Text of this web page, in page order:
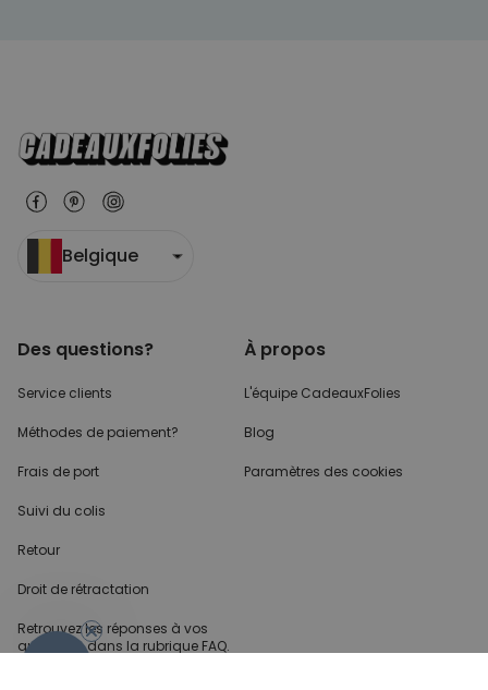
Belgique
Des questions?
Service clients
Méthodes de paiement?
Frais de port
Suivi du colis
Retour
Droit de rétractation
Retrouvez les réponses à vos
questions dans la rubrique FAQ.
À propos
L'équipe CadeauxFolies
Blog
Paramètres des cookies